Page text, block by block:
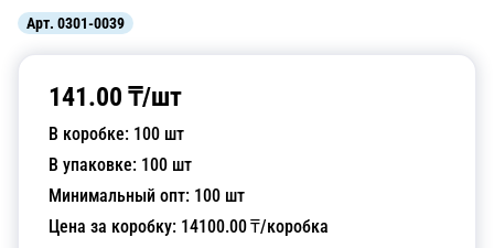
Арт. 0301-0039
141.00 ₸/шт
В коробке: 100 шт
В упаковке: 100 шт
Минимальный опт: 100 шт
Цена за коробку: 14100.00₸/коробка